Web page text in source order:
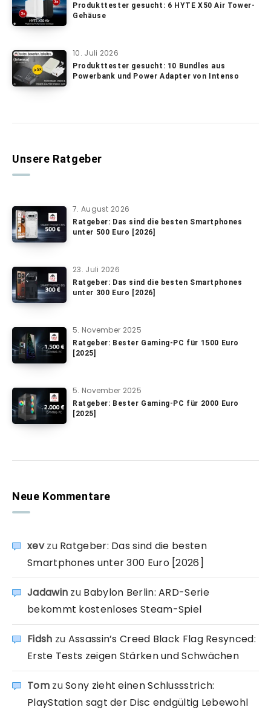
Produkttester gesucht: 6 HYTE X50 Air Tower-
Gehäuse
10. Juli 2026
Produkttester gesucht: 10 Bundles aus
Powerbank und Power Adapter von Intenso
Unsere Ratgeber
7. August 2026
Ratgeber: Das sind die besten Smartphones
unter 500 Euro [2026]
23. Juli 2026
Ratgeber: Das sind die besten Smartphones
unter 300 Euro [2026]
5. November 2025
Ratgeber: Bester Gaming-PC für 1500 Euro
[2025]
5. November 2025
Ratgeber: Bester Gaming-PC für 2000 Euro
[2025]
Neue Kommentare
xevzu Ratgeber: Das sind die besten
Smartphones unter 300 Euro [2026]
Jadawin zu Babylon Berlin: ARD-Serie
bekommt kostenloses Steam-Spiel
Fidsh zu Assassin’s Creed Black Flag Resynced:
Erste Tests zeigen Stärken und Schwächen
TomzuSony zieht einen Schlussstrich:
PlayStation sagt der Disc endgültig Lebewohl